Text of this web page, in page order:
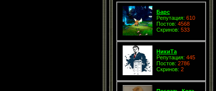
Барс
Репутация: 610
Постов: 4568
Скринов: 533
НикиТа
Репутация: 445
Постов: 2786
Скринов: 2